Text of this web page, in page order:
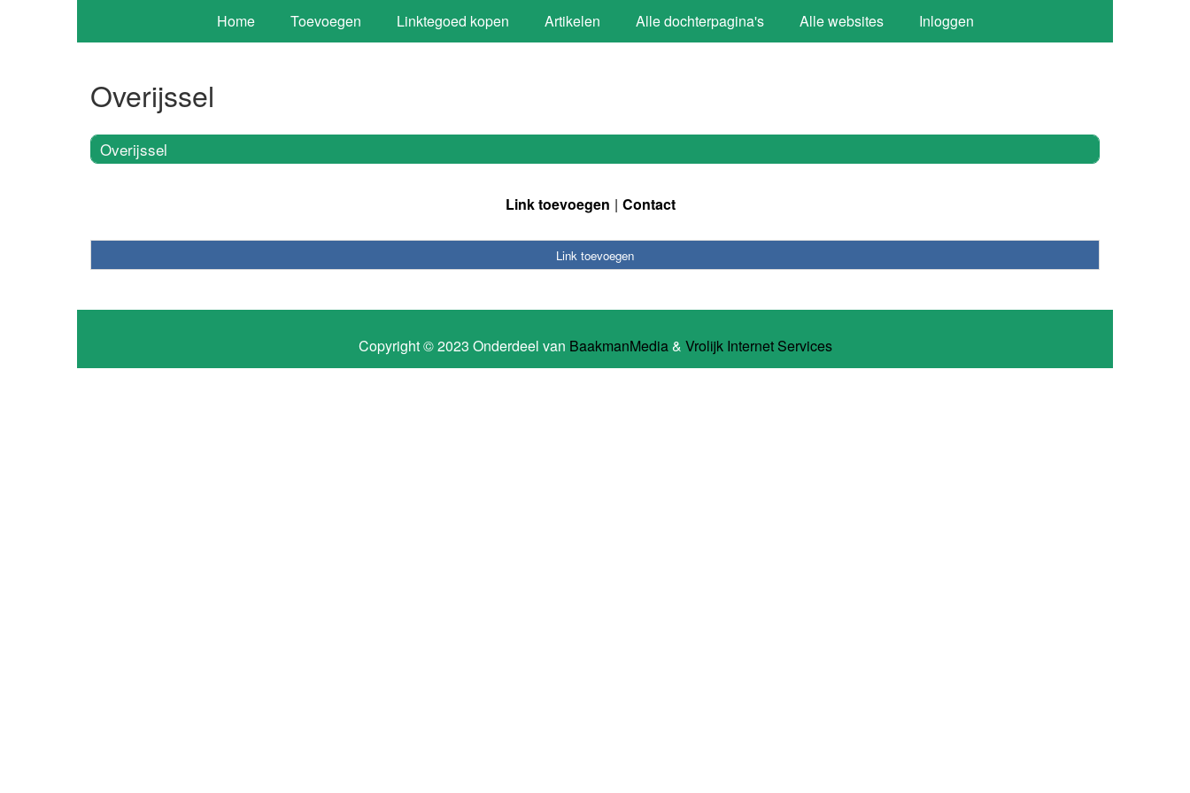
Home Toevoegen Linktegoed kopen Artikelen Alle dochterpagina's Alle websites Inloggen
Overijssel
Overijssel
Link toevoegen Contact
Link toevoegen
Copyright © 2023 Onderdeel van BaakmanMedia& Vrolijk Internet Services